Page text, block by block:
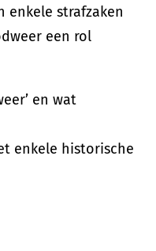
enkele strafzaken
een rol
en wat
enkele historische